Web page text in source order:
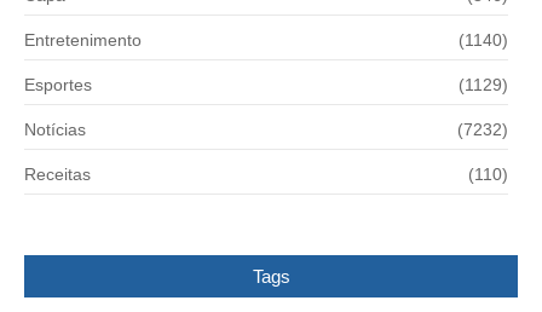
Entretenimento (1140)
Esportes (1129)
Notícias (7232)
Receitas (110)
Tags